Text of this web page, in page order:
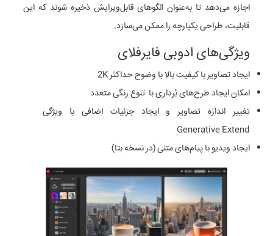
اجازه می‌دهد تا به‌عنوان الگوهای قابل‌ویرایش ذخیره شوند که این
قابلیت، طراحی یکپارچه را ممکن می‌سازد.
ویژگی‌های ادوبی فایر‌فلای
ایجاد تصاویر با کیفیت بالا با وضوح حداکثر 2K
امکان ایجاد طرح‌های بُرداری با تنوع رنگی متعدد
تغییر اندازه تصاویر و ایجاد جزئیات اضافی با ویژگی
Generative Extend
ایجاد ویدیو با پیام‌های متنی (در نسخه بتا)